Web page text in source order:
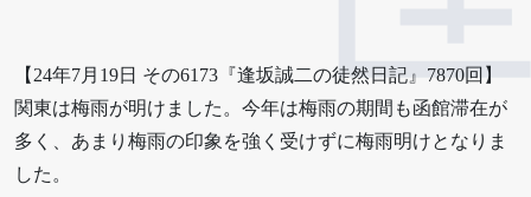
【24年7月19日 その6173『逢坂誠二の徒然日記』7870回】
関東は梅雨が明けました。今年は梅雨の期間も函館滞在が
多く、あまり梅雨の印象を強く受けずに梅雨明けとなりま
した。